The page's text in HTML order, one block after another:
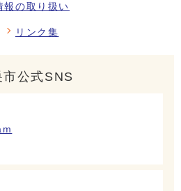
報の取り扱い
リンク集
市公式SNS